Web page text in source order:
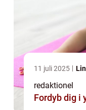
11 juli 2025
redaktionel
Fordyb dig i